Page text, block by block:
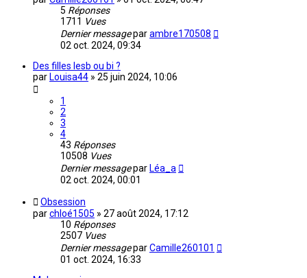
5 Réponses
1711 Vues
Dernier messageparambre170508
02 oct. 2024, 09:34
Des filles lesb ou bi ?
par Louisa44 » 25 juin 2024, 10:06
1
2
3
4
43 Réponses
10508 Vues
Dernier messagepar Léa_a
02 oct. 2024, 00:01
Obsession
parchloé1505 » 27 août 2024, 17:12
10 Réponses
2507 Vues
Dernier messageparCamille260101
01 oct. 2024, 16:33